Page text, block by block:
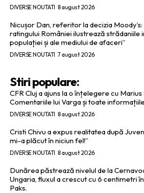
DIVERSE NOUTATI 8 august 2026
Nicușor Dan, referitor la decizia
ratingului României ilustrează strădaniile
populației și ale mediului de afaceri”
DIVERSE NOUTATI 7 august 2026
Stiri populare:
CFR Cluj a ajuns la o înțelegere cu Marius
Comentariile lui Varga și toate
DIVERSE NOUTATI 8 august 2026
Cristi Chivu a expus realitatea după
mi-a plăcut în niciun fel!”
DIVERSE NOUTATI 8 august 2026
Dunărea păstrează nivelul de la
Ungaria, fluxul a crescut cu 6 centimetri
Paks.